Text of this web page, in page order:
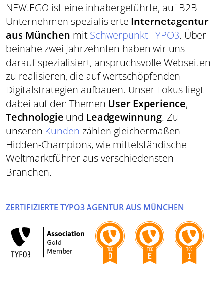
NEW.EGO ist eine inhabergeführte, auf B2B
Unternehmen spezialisierte Internetagentur
aus München mit Schwerpunkt TYPO3. Über
beinahe zwei Jahrzehnten haben wir uns
darauf spezialisiert, anspruchsvolle Webseiten
zu realisieren, die auf wertschöpfenden
Digitalstrategien aufbauen. Unser Fokus liegt
dabei auf den Themen User Experience,
Technologie und Leadgewinnung. Zu
unseren Kunden zählen gleichermaßen
Hidden-Champions, wie mittelständische
Weltmarktführer aus verschiedensten
Branchen.
ZERTIFIZIERTE TYPO3 AGENTUR AUS MÜNCHEN